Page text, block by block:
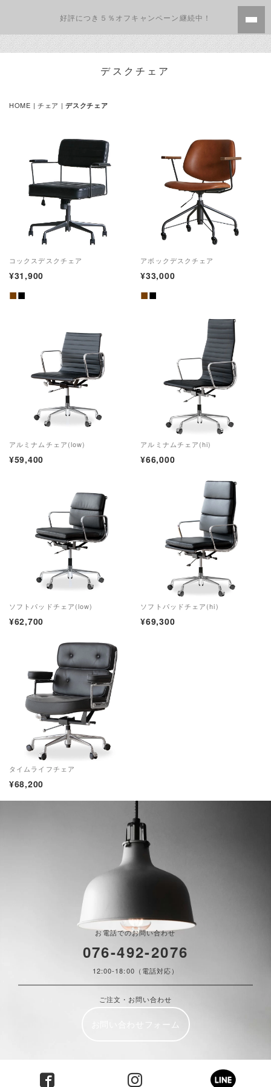
好評につき５％オフキャンペーン継続中！
デスクチェア
HOME | チェア |デスクチェア
コックスデスクチェア
¥31,900
■■
アボックデスクチェア
¥33,000
■■
アルミナムチェア(low)
¥59,400
アルミナムチェア(hi)
¥66,000
ソフトパッドチェア(low)
¥62,700
ソフトパッドチェア(hi)
¥69,300
タイムライフチェア
¥68,200
お電話でのお問い合わせ
076-492-2076
12:00-18:00（電話対応）
ご注文・お問い合わせ
お問い合わせフォーム